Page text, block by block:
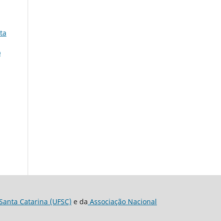
Catarina (UFSC) e da Associação Nacional